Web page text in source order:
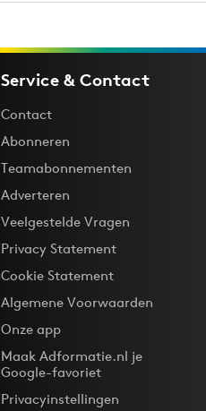
Service & Contact
Contact
Abonneren
Teamabonnementen
Adverteren
Veelgestelde Vragen
Privacy Statement
Cookie Statement
Algemene Voorwaarden
Onze app
Maak Adformatie.nl je
Google-favoriet
Privacyinstellingen